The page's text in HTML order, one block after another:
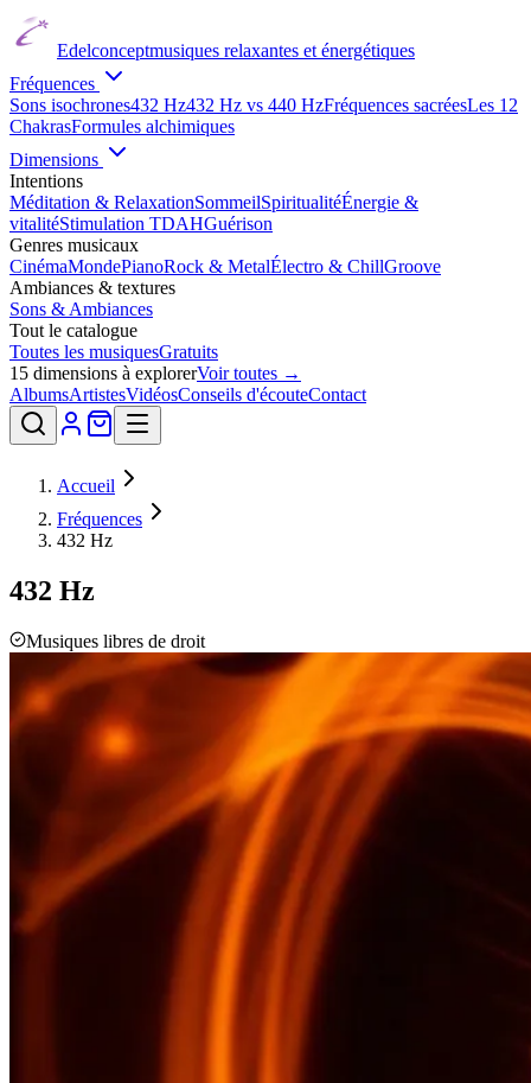
Edelconceptmusiques relaxantes et énergétiques
Fréquences
Sons isochrones432 Hz432 Hz vs 440 HzFréquences sacréesLes 12
ChakrasFormules alchimiques
Dimensions
Intentions
Méditation & RelaxationSommeilSpiritualitéÉnergie &
vitalitéStimulation TDAHGuérison
Genres musicaux
CinémaMondePianoRock & MetalÉlectro & ChillGroove
Ambiances & textures
Sons & Ambiances
Tout le catalogue
Toutes les musiquesGratuits
15 dimensions à explorerVoir toutes →
AlbumsArtistesVidéosConseils d'écouteContact
Accueil
Fréquences
432 Hz
432 Hz
Musiques libres de droit